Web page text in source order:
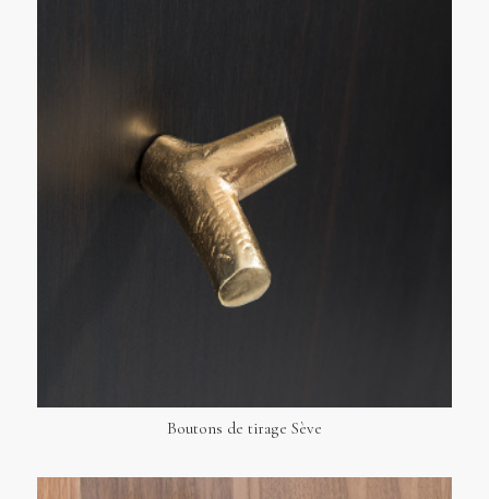
Boutons de tirage Sève